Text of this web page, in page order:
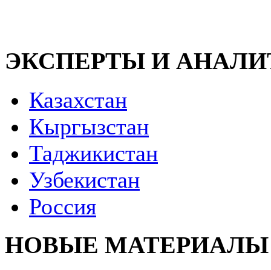
ЭКСПЕРТЫ И
Казахстан
Кыргызстан
Таджикистан
Узбекистан
Россия
НОВЫЕ МАТЕРИАЛЫ